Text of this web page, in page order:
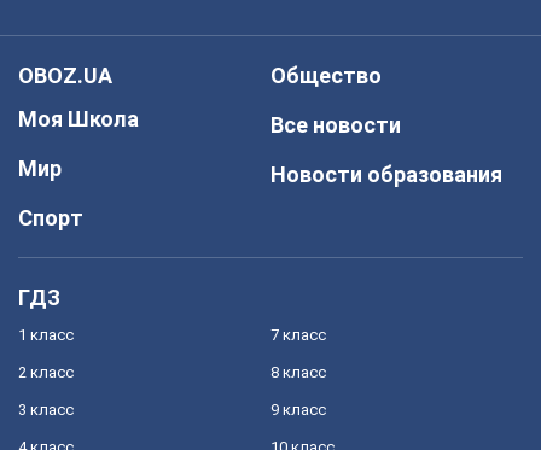
OBOZ.UA
Моя Школа
Мир
Спорт
Общество
Все новости
Новости образования
ГДЗ
1 класс
2 класс
3 класс
7 класс
8 класс
9 класс